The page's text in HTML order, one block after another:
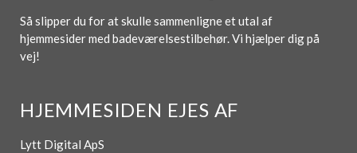
Så slipper du for at skulle sammenligne et utal af
hjemmesider med badeværelsestilbehør. Vi hjælper dig på
vej!
HJEMMESIDEN EJES AF
Lytt Digital ApS